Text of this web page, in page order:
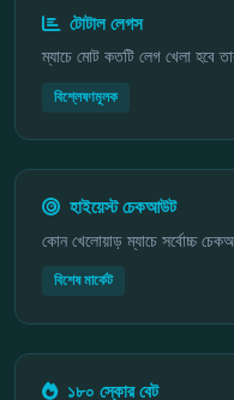
টোটাল লেগস
ম্যাচে মোট কতটি লেগ খেলা হবে
বিশ্লেষণমূলক
হাইয়েস্ট চেকআউট
কোন খেলোয়াড় ম্যাচে সর্বোচ্চ
বিশেষ মার্কেট
১৮০ স্কোর বেট